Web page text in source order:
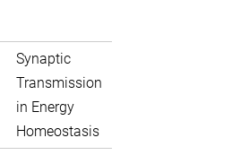
Synaptic
Transmission
in Energy
Homeostasis